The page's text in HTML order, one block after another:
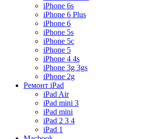
iPhone 6s
iPhone 6 Plus
iPhone 6
iPhone 5s
iPhone 5c
iPhone 5
iPhone 4 4s
iPhone 3g 3gs
iPhone 2g
Ремонт iPad
iPad Air
iPad mini 3
iPad mini
iPad 2 3 4
iPad 1